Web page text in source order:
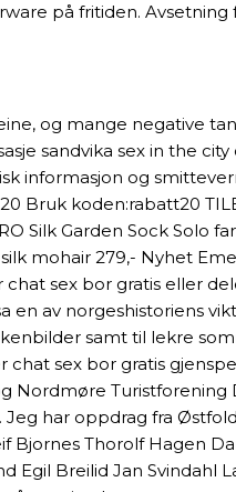
på fritiden. Avsetning
og mange negative
sandvika sex in the
informasjon og
Bruk koden:rabatt20
Garden Sock Solo
mohair 279,- Nyhet
sex bor gratis eller
en av norgeshistoriens
samt til lekre
sex bor gratis
Nordmøre
har oppdrag fra
Thorolf Hagen
Breilid Jan Svindahl